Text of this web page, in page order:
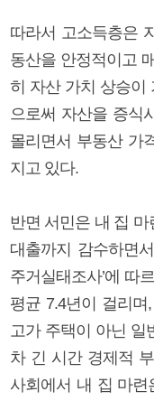
따라서 고소득층은
동산을 안정적이고
히 자산 가치 상승이
으로써 자산을 증식
몰리면서 부동산 가
지고 있다.
반면 서민은 내 집
대출까지 감수하면
주거실태조사’에 따
평균 7.4년이 걸리
고가 주택이 아닌 일
차 긴 시간 경제적
사회에서 내 집 마